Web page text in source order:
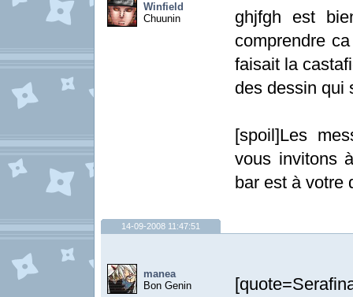
Winfield
Chuunin
ghjfgh est
comprendre
faisait la
des dessin qui
[spoil]Les
vous invitons
bar est à votre
14-09-2008 11:47:51
manea
Bon Genin